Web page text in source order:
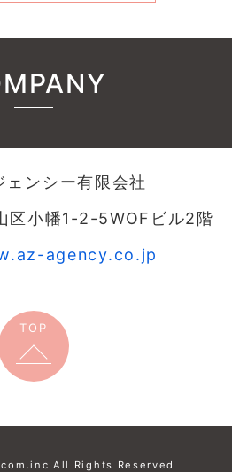
ェンシー有限会社
区小幡1-2-5WOFビル2階
agency.co.jp
TOP
All Rights Reserved